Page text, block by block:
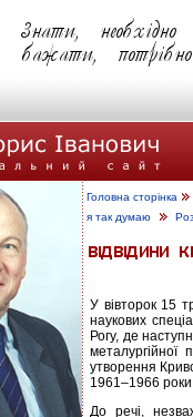
Головна сторінка
я так думаю
У вівторок 15
наукових
Рогу, де
утворення
1961–1966 роки
До речі,